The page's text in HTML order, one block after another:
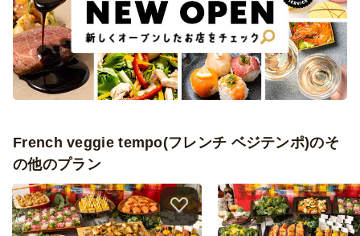
French veggie tempo(フレンチ ベジテンポ)のそ
の他のプラン